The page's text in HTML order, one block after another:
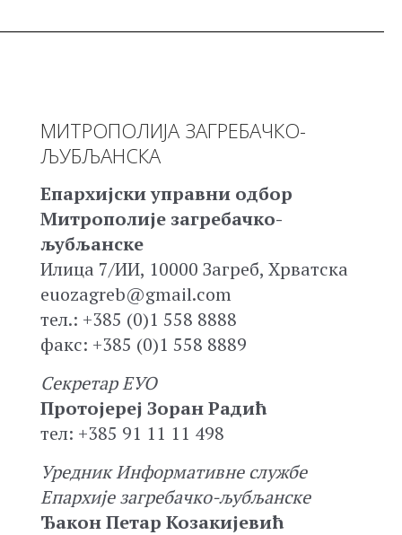
МИТРОПОЛИЈА ЗАГРЕБАЧКО-
ЉУБЉАНСКА
Епархијски управни одбор
Митрополије загребачко-
љубљанске
Илица 7/ИИ, 10000 Загреб, Хрватска
euozagreb@gmail.com
тел.: +385 (0)1 558 8888
факс: +385 (0)1 558 8889
Секретар ЕУО
Протојереј Зоран Радић
тел: +385 91 11 11 498
Уредник Информативне службе
Епархије загребачко-љубљанске
Ђакон Петар Козакијевић